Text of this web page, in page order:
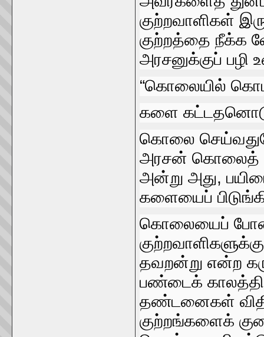
குற்றவாளிகள்‌
குற்றத்தை நீக்க
அரசனுக்குப்‌
“கொலையில்‌
களை
கொலை
அரசன்‌ கொலைத்‌
அன்று அது,
களையைப்‌
கொலையைப்‌
தவறன்று என்ற
பண்டைக்‌
தண்டனைகள்‌
குற்றங்களைக்‌